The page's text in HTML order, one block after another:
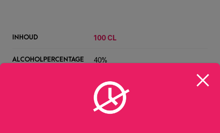
INHOUD 100 CL
ALCOHOLPERCENTAGE 40%
Verenigd Koninkrijk